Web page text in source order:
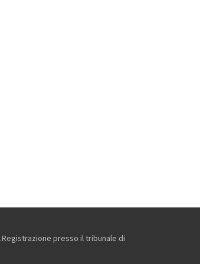
.Registrazione presso il tribunale di